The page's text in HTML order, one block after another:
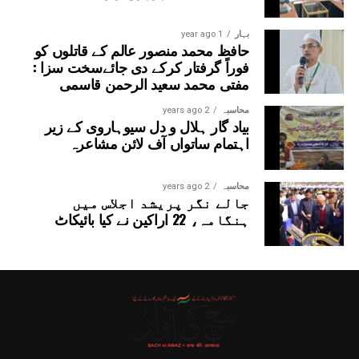
بہار 1 year ago
حافظ محمد منصور عالم کے قاتلوں کو
فوراً گرفتار کرکے دی جائےسخت سزا :
مفتی محمد سعید الرحمن قاسمی
محاسبہ 2 years ago
بیاد گار ہلال و دل سیوہاروی کے زیر
اہتمام ساتواں آف لائن مشاعرہ
محاسبہ 2 years ago
جالے نگر پریشد اجلاس میں
ہنگامہ، 22 اراکین نے کیا بائیکاٹ